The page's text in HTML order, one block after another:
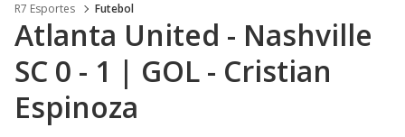
R7 Esportes Futebol
Atlanta United - Nashville
SC 0 - 1 | GOL - Cristian
Espinoza